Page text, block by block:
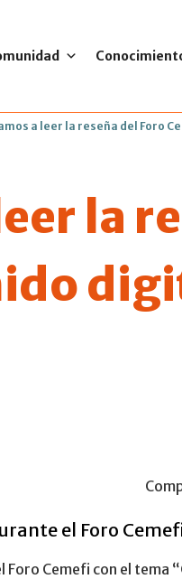
a leer la reseña del Foro
la
el Foro
Foro Cemefi con el tema